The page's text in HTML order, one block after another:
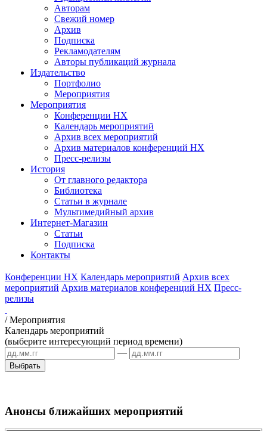
Авторам
Свежий номер
Архив
Подписка
Рекламодателям
Авторы публикаций журнала
Издательство
Портфолио
Мероприятия
Мероприятия
Конференции НХ
Календарь мероприятий
Архив всех мероприятий
Архив материалов конференций НХ
Пресс-релизы
История
От главного редактора
Библиотека
Статьи в журнале
Мультимедийный архив
Интернет-Магазин
Статьи
Подписка
Контакты
Конференции НХ Календарь мероприятий Архив всех
мероприятий Архив материалов конференций НХ Пресс-
релизы
/Мероприятия
Календарь мероприятий
(выберите интересующий период времени)
—
Анонсы ближайших мероприятий